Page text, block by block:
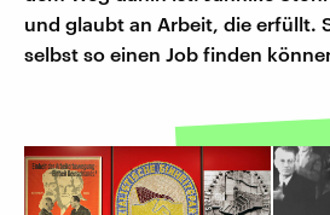
und glaubt an Arbeit, die erfüllt.
selbst so einen Job finden